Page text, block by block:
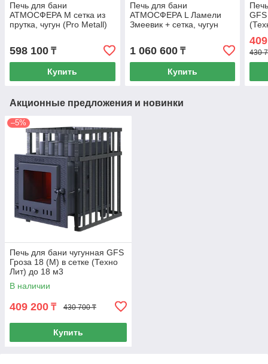
Печь для бани
АТМОСФЕРА М сетка из
прутка, чугун (Pro Metall)
598 100 ₸
Купить
Печь для бани
АТМОСФЕРА L Ламели
Змеевик + сетка, чугун
1 060 600₸
Купить
430
Акционные предложения и новинки
–5%
Печь для бани чугунная GFS
Гроза 18 (М) в сетке (Техно
Лит) до 18 м3
В наличии
409 200 ₸ 430 700 ₸
Купить